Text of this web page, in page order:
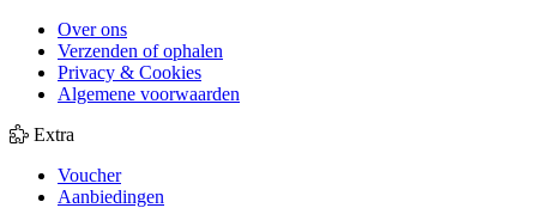
Over ons
Verzenden of ophalen
Privacy & Cookies
Algemene voorwaarden
Extra
Voucher
Aanbiedingen